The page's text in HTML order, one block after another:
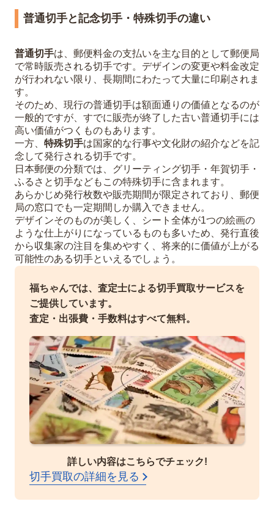
普通切手と記念切手・特殊切手の違い
普通切手は、郵便料金の支払いを主な目的として郵便局
で常時販売される切手です。デザインの変更や料金改定
が行われない限り、長期間にわたって大量に印刷されま
す。
そのため、現行の普通切手は額面通りの価値となるのが
一般的ですが、すでに販売が終了した古い普通切手には
高い価値がつくものもあります。
一方、 特殊切手は国家的な行事や文化財の紹介などを記
念して発行される切手です。
日本郵便の分類では、グリーティング切手・年賀切手・
ふるさと切手などもこの特殊切手に含まれます。
あらかじめ発行枚数や販売期間が限定されており、郵便
局の窓口でも一定期間しか購入できません。
デザインそのものが美しく、シート全体が1つの絵画の
ような仕上がりになっているものも多いため、発行直後
から収集家の注目を集めやすく、将来的に価値が上がる
可能性のある切手といえるでしょう。
福ちゃんでは、査定士による切手買取サービスを
ご提供しています。
査定・出張費・手数料はすべて無料。
詳しい内容はこちらでチェック!
切手買取の詳細を見る